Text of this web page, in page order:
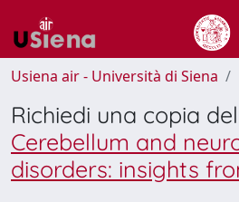
Usiena air - Università di Siena
Richiedi una copia
Cerebellum and
disorders: insights